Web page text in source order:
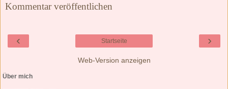
Kommentar veröffentlichen
‹ ›
Startseite
Web-Version anzeigen
Über mich